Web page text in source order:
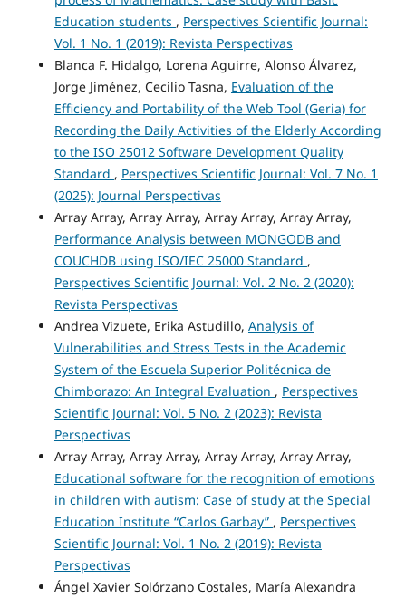
Education students , Perspectives Scientific Journal:
Vol. 1 No. 1 (2019): Revista Perspectivas
Blanca F. Hidalgo, Lorena Aguirre, Alonso Álvarez,
Jorge Jiménez, Cecilio Tasna, Evaluation of the
Efficiency and Portability of the Web Tool (Geria) for
Recording the Daily Activities of the Elderly According
to the ISO 25012 Software Development Quality
Standard , Perspectives Scientific Journal: Vol. 7 No. 1
(2025): Journal Perspectivas
Array Array, Array Array, Array Array, Array Array,
Performance Analysis between MONGODB and
COUCHDB using ISO/IEC 25000 Standard ,
Perspectives Scientific Journal: Vol. 2 No. 2 (2020):
Revista Perspectivas
Andrea Vizuete, Erika Astudillo, Analysis of
Vulnerabilities and Stress Tests in the Academic
System of the Escuela Superior Politécnica de
Chimborazo: An Integral Evaluation , Perspectives
Scientific Journal: Vol. 5 No. 2 (2023): Revista
Perspectivas
Array Array, Array Array, Array Array, Array Array,
Educational software for the recognition of emotions
in children with autism: Case of study at the Special
Education Institute “Carlos Garbay” , Perspectives
Scientific Journal: Vol. 1 No. 2 (2019): Revista
Perspectivas
Ángel Xavier Solórzano Costales, María Alexandra